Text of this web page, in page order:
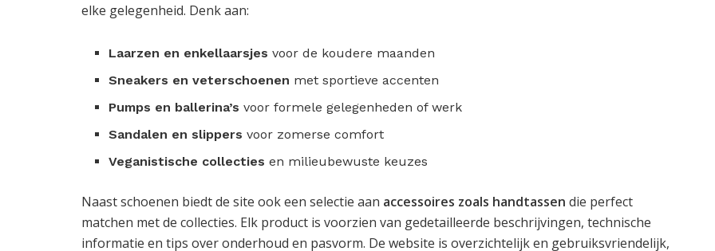
elke gelegenheid. Denk aan:
Laarzen en enkellaarsjes voor de koudere maanden
Sneakers en veterschoenen met sportieve accenten
Pumps en ballerina’s voor formele gelegenheden of werk
Sandalen en slippers voor zomerse comfort
Veganistische collecties en milieubewuste keuzes
Naast schoenen biedt de site ook een selectie aan accessoires zoals handtassen die perfect
matchen met de collecties. Elk product is voorzien van gedetailleerde beschrijvingen, technische
informatie en tips over onderhoud en pasvorm. De website is overzichtelijk en gebruiksvriendelijk,